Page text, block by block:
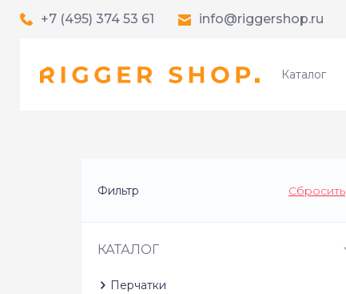
+7 (495) 374 53 61 info@riggershop.ru
Каталог
Фильтр Сбросить
КАТАЛОГ
Перчатки